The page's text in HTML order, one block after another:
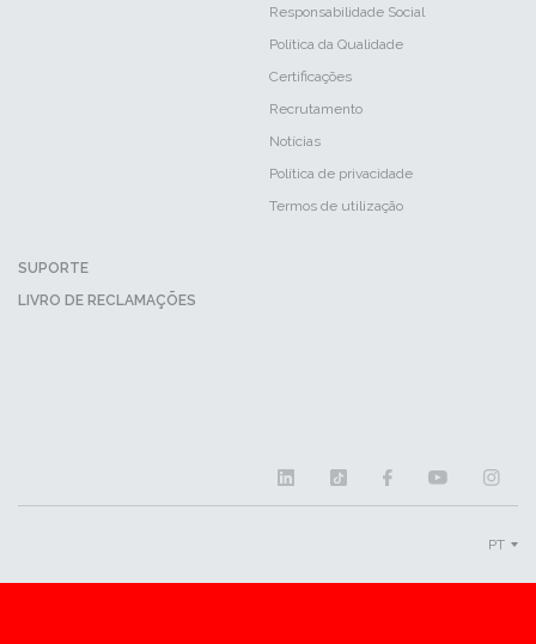
Responsabilidade Social
Política da Qualidade
Certificações
Recrutamento
Notícias
Política de privacidade
Termos de utilização
SUPORTE
LIVRO DE RECLAMAÇÕES
PT